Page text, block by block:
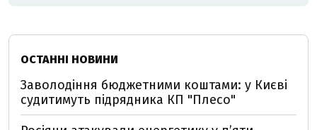
ОСТАННІ НОВИНИ
Заволодіння бюджетними коштами: у Києві
судитимуть підрядника КП "Плесо"